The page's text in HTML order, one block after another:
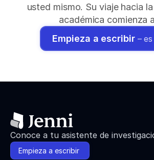
usted mismo. Su viaje hacia
académica comienza
Empieza a escribir –
Conoce a tu asistente de
Empieza a escribir